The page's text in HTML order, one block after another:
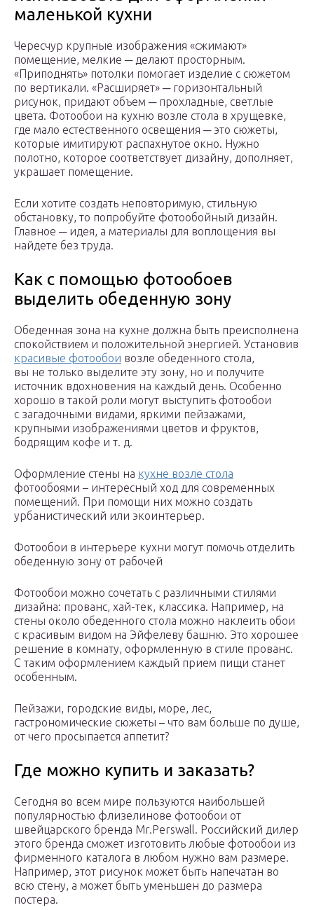
маленькой кухни
Чересчур крупные изображения «сжимают»
помещение, мелкие ─ делают просторным.
«Приподнять» потолки помогает изделие с сюжетом
по вертикали. «Расширяет» ─ горизонтальный
рисунок, придают объем ─ прохладные, светлые
цвета. Фотообои на кухню возле стола в хрущевке,
где мало естественного освещения ─ это сюжеты,
которые имитируют распахнутое окно. Нужно
полотно, которое соответствует дизайну, дополняет,
украшает помещение.
Если хотите создать неповторимую, стильную
обстановку, то попробуйте фотообойный дизайн.
Главное ─ идея, а материалы для воплощения вы
найдете без труда.
Как с помощью фотообоев
выделить обеденную зону
Обеденная зона на кухне должна быть преисполнена
спокойствием и положительной энергией. Установив
красивые фотообои возле обеденного стола,
вы не только выделите эту зону, но и получите
источник вдохновения на каждый день. Особенно
хорошо в такой роли могут выступить фотообои
с загадочными видами, яркими пейзажами,
крупными изображениями цветов и фруктов,
бодрящим кофе и т. д.
Оформление стены на кухне возле стола
фотообоями – интересный ход для современных
помещений. При помощи них можно создать
урбанистический или экоинтерьер.
Фотообои в интерьере кухни могут помочь отделить
обеденную зону от рабочей
Фотообои можно сочетать с различными стилями
дизайна: прованс, хай-тек, классика. Например, на
стены около обеденного стола можно наклеить обои
с красивым видом на Эйфелеву башню. Это хорошее
решение в комнату, оформленную в стиле прованс.
С таким оформлением каждый прием пищи станет
особенным.
Пейзажи, городские виды, море, лес,
гастрономические сюжеты – что вам больше по душе,
от чего просыпается аппетит?
Где можно купить и заказать?
Сегодня во всем мире пользуются наибольшей
популярностью флизелинове фотообои от
швейцарского бренда Mr.Perswall. Российский дилер
этого бренда сможет изготовить любые фотообои из
фирменного каталога в любом нужно вам размере.
Например, этот рисунок может быть напечатан во
всю стену, а может быть уменьшен до размера
постера.